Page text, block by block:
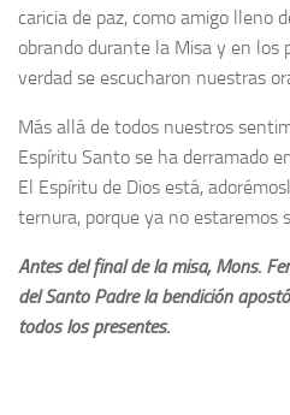
caricia de paz, como amigo lleno
obrando durante la Misa y en los
verdad se escucharon nuestras
Más allá de todos nuestros
Espíritu Santo se ha derramado
El Espíritu de Dios está,
ternura, porque ya no estaremos
Antes del final de la misa, Mons.
del Santo Padre la bendición
todos los presentes.